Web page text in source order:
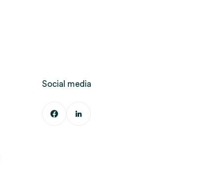
Social media